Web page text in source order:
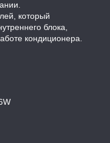
который
блока,
кондиционера.